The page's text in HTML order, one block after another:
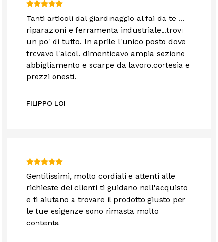
Tanti articoli dal giardinaggio al fai da te ...
riparazioni e ferramenta industriale...trovi
un po' di tutto. In aprile l'unico posto dove
trovavo l'alcol. dimenticavo ampia sezione
abbigliamento e scarpe da lavoro.cortesia e
prezzi onesti.
FILIPPO LOI
Gentilissimi, molto cordiali e attenti alle
richieste dei clienti ti guidano nell'acquisto
e ti aiutano a trovare il prodotto giusto per
le tue esigenze sono rimasta molto
contenta